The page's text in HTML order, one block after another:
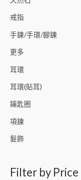
戒指
手鍊/手環/腳鍊
更多
耳環
耳環(貼耳)
鑰匙圈
項鍊
髮飾
Filter by Price